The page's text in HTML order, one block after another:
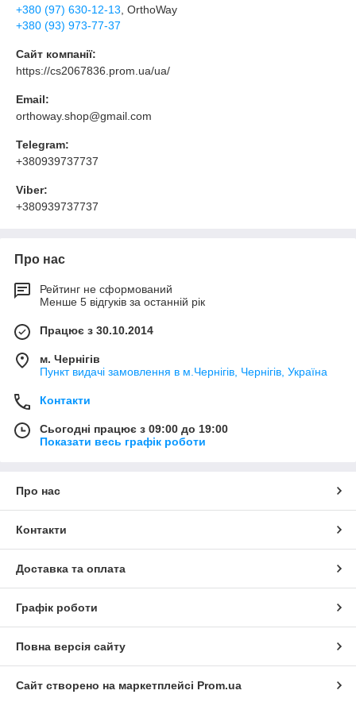
+380 (97) 630-12-13 , OrthoWay
+380 (93) 973-77-37
Сайт компанії:
https://cs2067836.prom.ua/ua/
Email:
orthoway.shop@gmail.com
Telegram:
+380939737737
Viber:
+380939737737
Про нас
Рейтинг не сформований
Менше 5 відгуків за останній рік
Працює з 30.10.2014
м. Чернігів
Пункт видачі замовлення в м.Чернігів, Чернігів, Україна
Контакти
Сьогодні працює з 09:00 до 19:00
Показати весь графік роботи
Про нас
Контакти
Доставка та оплата
Графік роботи
Повна версія сайту
Сайт створено на маркетплейсі Prom.ua